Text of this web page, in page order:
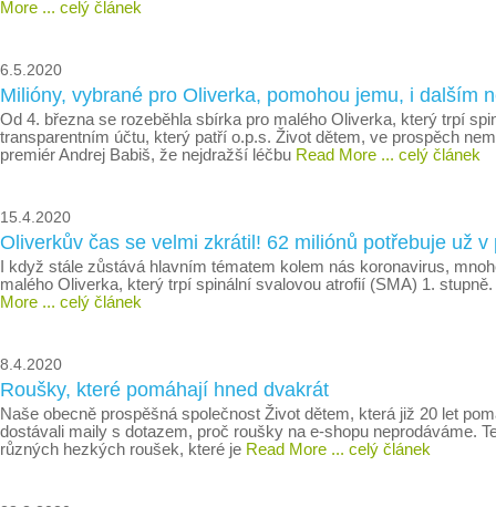
More ... celý článek
6.5.2020
Milióny, vybrané pro Oliverka, pomohou jemu, i dalším
Od 4. března se rozeběhla sbírka pro malého Oliverka, který trpí
transparentním účtu, který patří o.p.s. Život dětem, ve prospěch
premiér Andrej Babiš, že nejdražší léčbu Read More ... celý článek
15.4.2020
Oliverkův čas se velmi zkrátil! 62 miliónů potřebuje už v
I když stále zůstává hlavním tématem kolem nás koronavirus,
malého Oliverka, který trpí spinální svalovou atrofií (SMA) 1.
More ... celý článek
8.4.2020
Roušky, které pomáhají hned dvakrát
Naše obecně prospěšná společnost Život dětem, která již 20 let
dostávali maily s dotazem, proč roušky na e-shopu neprodáváme.
různých hezkých roušek, které je Read More ... celý článek